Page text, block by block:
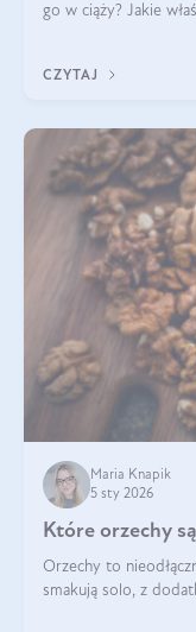
go w ciąży? Jakie
CZYTAJ
Maria Knapik
5 sty 2026
Które orzechy
Orzechy to
smakują solo, z